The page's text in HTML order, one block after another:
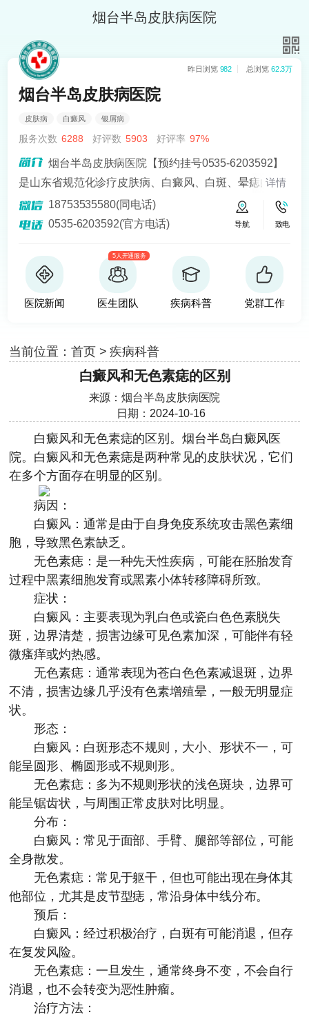
烟台半岛皮肤病医院
昨日浏览 982 总浏览 62.3万
烟台半岛皮肤病医院
皮肤病 白癜风 银屑病
服务次数 6288 好评数 5903 好评率 97%
烟台半岛皮肤病医院【预约挂号0535-6203592】
是山东省规范化诊疗皮肤病、白癜风、白斑、晕痣的医
院。熟悉皮肤病科常见病、多发病、疑难病的诊治，尤
其擅长光化学疗法、窄波紫外线、308准分子激光以及外
移植治疗白癜风，包括自体表皮移植、微小皮片移植、
自体培养黑素细胞移植等。
详情
18753535580(同电话)
0535-6203592(官方电话)
导航 致电
医院新闻
5人开通服务
医生团队 疾病科普 党群工作
当前位置： 首页>疾病科普
白癜风和无色素痣的区别
来源：烟台半岛皮肤病医院
日期：2024-10-16
白癜风和无色素痣的区别。烟台半岛白癜风医
院。白癜风和无色素痣是两种常见的皮肤状况，它们
在多个方面存在明显的区别。
病因：
白癜风：通常是由于自身免疫系统攻击黑色素细
胞，导致黑色素缺乏。
无色素痣：是一种先天性疾病，可能在胚胎发育
过程中黑素细胞发育或黑素小体转移障碍所致。
症状：
白癜风：主要表现为乳白色或瓷白色色素脱失
斑，边界清楚，损害边缘可见色素加深，可能伴有轻
微瘙痒或灼热感。
无色素痣：通常表现为苍白色色素减退斑，边界
不清，损害边缘几乎没有色素增殖晕，一般无明显症
状。
形态：
白癜风：白斑形态不规则，大小、形状不一，可
能呈圆形、椭圆形或不规则形。
无色素痣：多为不规则形状的浅色斑块，边界可
能呈锯齿状，与周围正常皮肤对比明显。
分布：
白癜风：常见于面部、手臂、腿部等部位，可能
全身散发。
无色素痣：常见于躯干，但也可能出现在身体其
他部位，尤其是皮节型痣，常沿身体中线分布。
预后：
白癜风：经过积极治疗，白斑有可能消退，但存
在复发风险。
无色素痣：一旦发生，通常终身不变，不会自行
消退，也不会转变为恶性肿瘤。
治疗方法：